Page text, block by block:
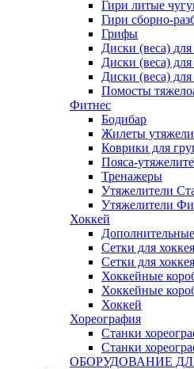
Гири литые
Гири сборно-
Грифы
Диски (веса)
Диски (веса)
Диски (веса)
Помосты
Фитнес
Бодибар
Жилеты
Коврики для
Пояса-
Тренажеры
Утяжелители
Утяжелители
Хоккей
Сетки для
Сетки для
Хоккейные
Хоккейные
Хоккей
Хореография
Станки
Станки
ОБОРУДОВАНИЕ